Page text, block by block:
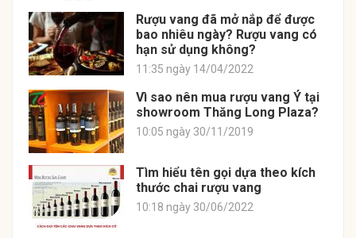
Rượu vang đã mở nắp để được
bao nhiêu ngày? Rượu vang có
hạn sử dụng không?
11:35 ngày 14/04/2022
Vì sao nên mua rượu vang Ý tại
showroom Thăng Long Plaza?
10:05 ngày 30/11/2019
Tìm hiểu tên gọi dựa theo kích
thước chai rượu vang
10:18 ngày 30/06/2022